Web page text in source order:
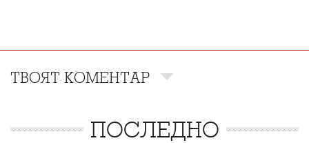
ТВОЯТ КОМЕНТАР
ПОСЛЕДНО